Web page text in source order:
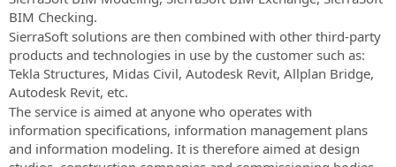
routes
et
hydraulique
SierraSoft
Rails
Design
Studio
Logiciel
pour
l'analyse
et
la
vérification
de
l'information
et
de
version
d'essai
Support
technique
Caractéristiques
du
et
Bulletins
d'information
Dernières
nouvelles
de
SierraSoft
Événements
concernant
les
produits,
les
services
et
les
activités
de
du
Contrat
Lire
les
Conditions
Générales
du
Contrat
BIM Checking.
SierraSoft solutions are then combined with other third-party
products and technologies in use by the customer such as:
Tekla Structures, Midas Civil, Autodesk Revit, Allplan Bridge,
Autodesk Revit, etc.
The service is aimed at anyone who operates with
information specifications, information management plans
and information modeling. It is therefore aimed at design